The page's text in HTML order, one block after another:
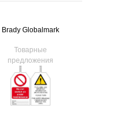
Brady Globalmark
Товарные
предложения